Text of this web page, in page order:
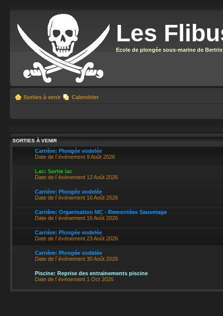
Les
Ecole de plongée sous-marine de Bertrix
Sorties à venir Calendrier
SORTIES À VENIR
Carrière: Plongée vodelée
Date de l´événement 9 Août 2026
Lac: Sortie lac
Date de l´événement 12 Août 2026
Carrière: Plongée vodelée
Date de l´événement 16 Août 2026
Carrière: Organisation MC - Remontées Sauvetage
Date de l´événement 16 Août 2026
Carrière: Plongée vodelée
Date de l´événement 23 Août 2026
Carrière: Plongée vodelée
Date de l´événement 30 Août 2026
Piscine: Reprise des entrainements piscine
Date de l´événement 1 Oct 2026